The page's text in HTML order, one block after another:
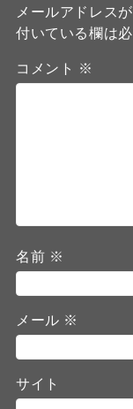
メールアドレス
付いている欄は
コメント ※
名前 ※
メール ※
サイト